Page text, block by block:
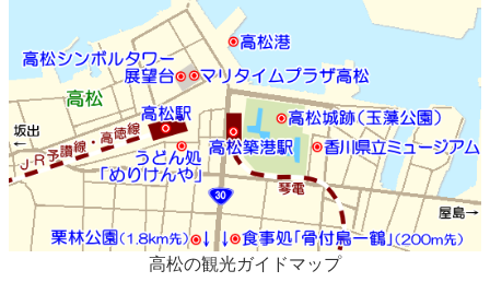
高松の観光ガイドマップ